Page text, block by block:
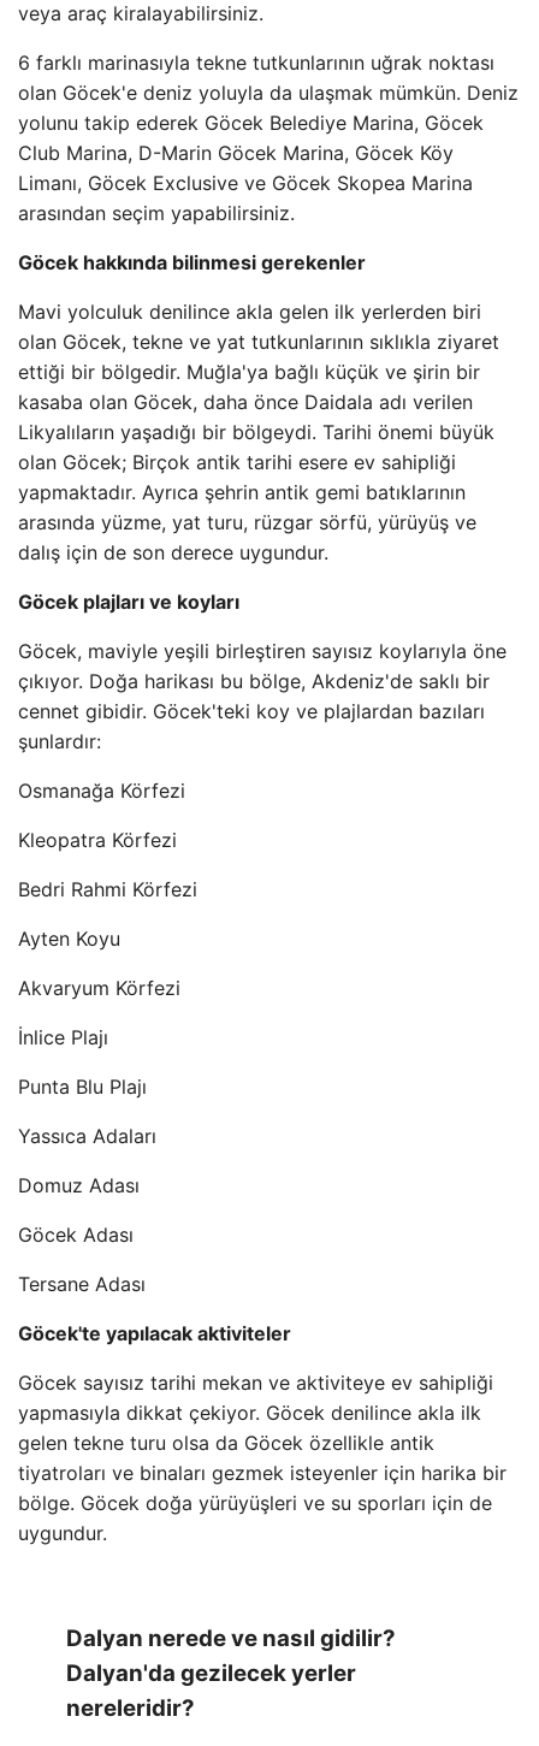
veya araç kiralayabilirsiniz.
6 farklı marinasıyla tekne tutkunlarının uğrak noktası
olan Göcek'e deniz yoluyla da ulaşmak mümkün. Deniz
yolunu takip ederek Göcek Belediye Marina, Göcek
Club Marina, D-Marin Göcek Marina, Göcek Köy
Limanı, Göcek Exclusive ve Göcek Skopea Marina
arasından seçim yapabilirsiniz.
Göcek hakkında bilinmesi gerekenler
Mavi yolculuk denilince akla gelen ilk yerlerden biri
olan Göcek, tekne ve yat tutkunlarının sıklıkla ziyaret
ettiği bir bölgedir. Muğla'ya bağlı küçük ve şirin bir
kasaba olan Göcek, daha önce Daidala adı verilen
Likyalıların yaşadığı bir bölgeydi. Tarihi önemi büyük
olan Göcek; Birçok antik tarihi esere ev sahipliği
yapmaktadır. Ayrıca şehrin antik gemi batıklarının
arasında yüzme, yat turu, rüzgar sörfü, yürüyüş ve
dalış için de son derece uygundur.
Göcek plajları ve koyları
Göcek, maviyle yeşili birleştiren sayısız koylarıyla öne
çıkıyor. Doğa harikası bu bölge, Akdeniz'de saklı bir
cennet gibidir. Göcek'teki koy ve plajlardan bazıları
şunlardır:
Osmanağa Körfezi
Kleopatra Körfezi
Bedri Rahmi Körfezi
Ayten Koyu
Akvaryum Körfezi
İnlice Plajı
Punta Blu Plajı
Yassıca Adaları
Domuz Adası
Göcek Adası
Tersane Adası
Göcek'te yapılacak aktiviteler
Göcek sayısız tarihi mekan ve aktiviteye ev sahipliği
yapmasıyla dikkat çekiyor. Göcek denilince akla ilk
gelen tekne turu olsa da Göcek özellikle antik
tiyatroları ve binaları gezmek isteyenler için harika bir
bölge. Göcek doğa yürüyüşleri ve su sporları için de
uygundur.
Dalyan nerede ve nasıl gidilir?
Dalyan'da gezilecek yerler
nereleridir?